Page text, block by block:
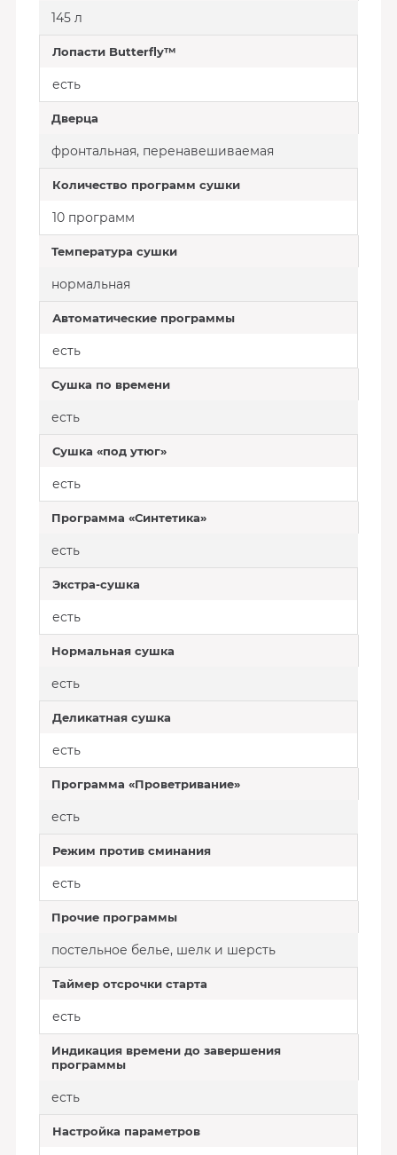
145 л
Лопасти Butterfly™
есть
Дверца
фронтальная, перенавешиваемая
Количество программ сушки
10 программ
Температура сушки
нормальная
Автоматические программы
есть
Сушка по времени
есть
Сушка «под утюг»
есть
Программа «Синтетика»
есть
Экстра-сушка
есть
Нормальная сушка
есть
Деликатная сушка
есть
Программа «Проветривание»
есть
Режим против сминания
есть
Прочие программы
постельное белье, шелк и шерсть
Таймер отсрочки старта
есть
Индикация времени до завершения
программы
есть
Настройка параметров